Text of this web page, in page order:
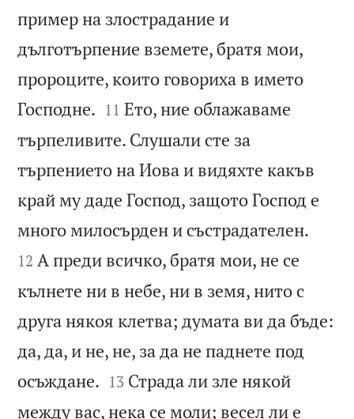
пример на злострадание и
дълготърпение вземете, братя мои,
пророците, които говориха в името
Господне. 

11 Ето, ние облажаваме
търпеливите. Слушали сте за
търпението на Иова и видяхте какъв
край му даде Господ, защото Господ е
много милосърден и състрадателен.
12 А преди всичко, братя мои, не се
кълнете ни в небе, ни в земя, нито с
друга някоя клетва; думата ви да бъде:
да, да, и не, не, за да не паднете под
осъждане. 

13 Страда ли зле някой
между вас, нека се моли; весел ли е